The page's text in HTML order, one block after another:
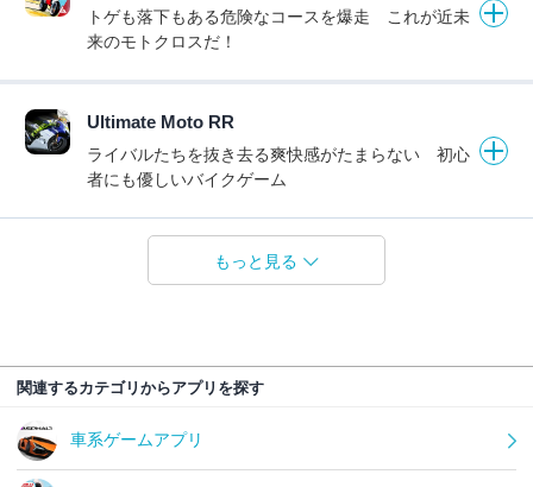
トゲも落下もある危険なコースを爆走 これが近未
来のモトクロスだ！
Ultimate Moto RR
ライバルたちを抜き去る爽快感がたまらない 初心
者にも優しいバイクゲーム
もっと見る
関連するカテゴリからアプリを探す
車系ゲームアプリ